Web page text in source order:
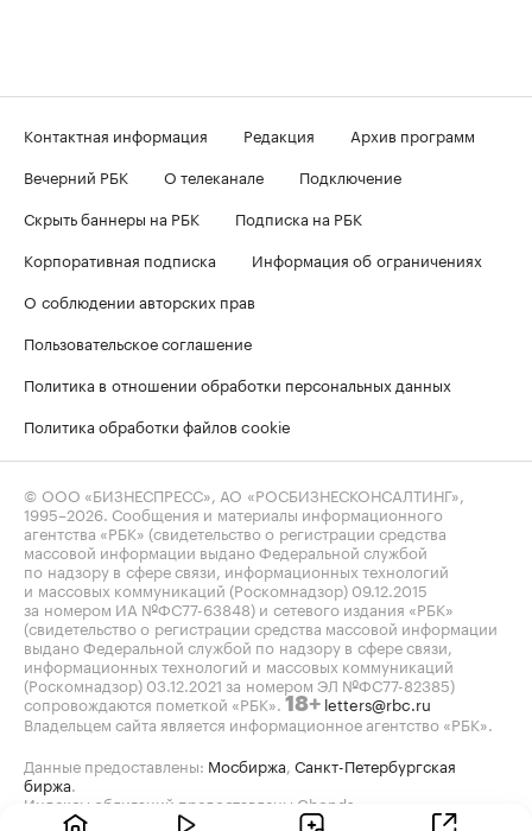
Контактная информация Редакция
Архив программ
Вечерний РБК
О телеканале
Подключение
Скрыть баннеры на РБК
Подписка на РБК
Корпоративная подписка
Информация об ограничениях
О соблюдении авторских прав
Пользовательское соглашение
Политика в отношении обработки персональных данных
Политика обработки файлов cookie
© ООО «БИЗНЕСПРЕСС», АО «РОСБИЗНЕСКОНСАЛТИНГ»,
1995–2026 . Сообщения и материалы информационного
агентства «РБК» (свидетельство о регистрации средства
массовой информации выдано Федеральной службой
по надзору в сфере связи, информационных технологий
и массовых коммуникаций (Роскомнадзор) 09.12.2015
за номером ИА №ФС77-63848) и сетевого издания «РБК»
(свидетельство о регистрации средства массовой информации
выдано Федеральной службой по надзору в сфере связи,
информационных технологий и массовых коммуникаций
(Роскомнадзор) 03.12.2021 за номером ЭЛ №ФС77-82385)
сопровождаются пометкой «РБК». 18+ letters@rbc.ru
Владельцем сайта является информационное агентство «РБК».
Данные предоставлены: Мосбиржа Санкт-Петербургская
биржа
Индексы облигаций предоставлены Cbonds.